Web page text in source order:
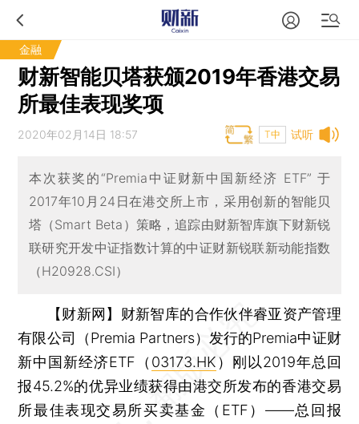
金融
财新智能贝塔获颁2019年香港交易
所最佳表现奖项
试听
2020年02月14日 18:57 T中
本次获奖的“Premia中证财新中国新经济 ETF” 于
2017年10月24日在港交所上市，采用创新的智能贝
塔（Smart Beta）策略，追踪由财新智库旗下财新锐
联研究开发中证指数计算的中证财新锐联新动能指数
（H20928.CSI）
【财新网】 财新智库的合作伙伴睿亚资产管理
有限公司（Premia Partners）发行的Premia中证财
新中国新经济ETF（ 03173.HK）刚以2019年总回
报45.2%的优异业绩获得由港交所发布的香港交易
所最佳表现交易所买卖基金（ETF）——总回报